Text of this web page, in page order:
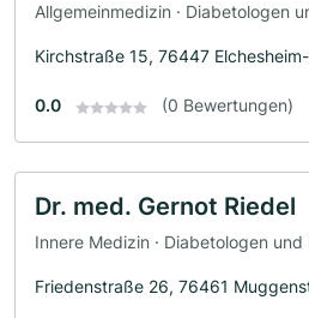
Allgemeinmedizin · Diabetologen
Kirchstraße 15, 76447
0.0 (0 Bewertungen)
Dr. med. Gernot Riedel
Innere Medizin · Diabetologen
Friedenstraße 26, 76461